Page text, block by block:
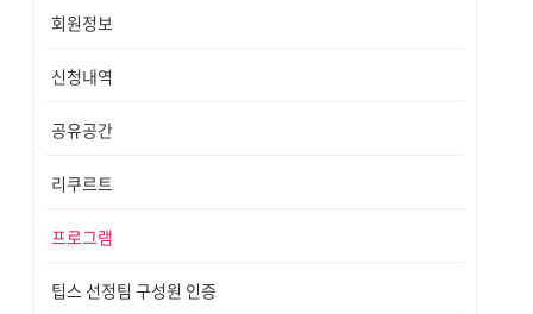
회원정보
신청내역
공유공간
리쿠르트
프로그램
팁스 선정팀 구성원 인증